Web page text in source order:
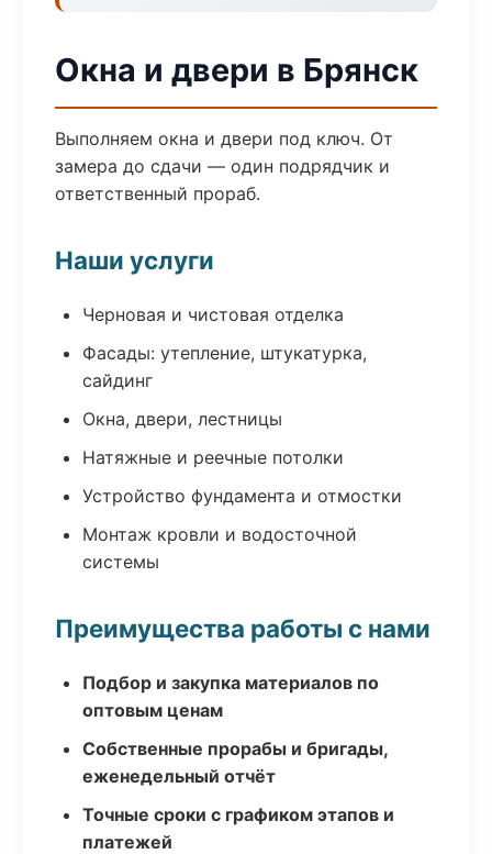
Окна и двери в Брянск
Выполняем окна и двери под ключ. От
замера до сдачи — один подрядчик и
ответственный прораб.
Наши услуги
Черновая и чистовая отделка
Фасады: утепление, штукатурка,
сайдинг
Окна, двери, лестницы
Натяжные и реечные потолки
Устройство фундамента и отмостки
Монтаж кровли и водосточной
системы
Преимущества работы с нами
Подбор и закупка материалов по
оптовым ценам
Собственные прорабы и бригады,
еженедельный отчёт
Точные сроки с графиком этапов и
платежей